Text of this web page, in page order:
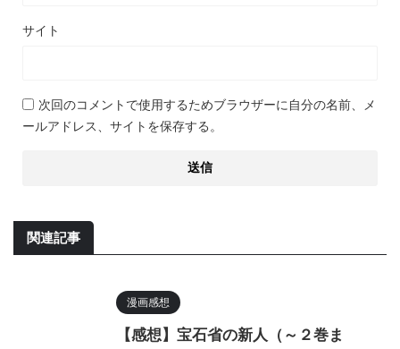
サイト
次回のコメントで使用するためブラウザーに自分の名前、メ
ールアドレス、サイトを保存する。
関連記事
漫画感想
【感想】宝石省の新人（～２巻ま